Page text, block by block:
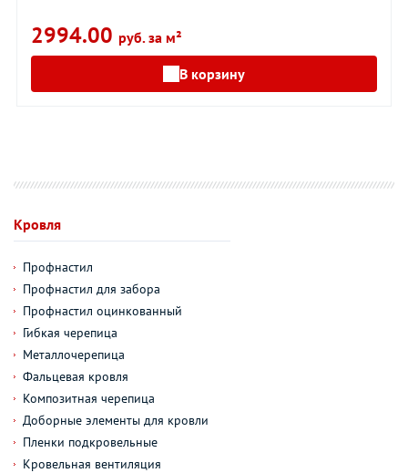
2994.00 руб. за м²
В корзину
Кровля
Профнастил
Профнастил для забора
Профнастил оцинкованный
Гибкая черепица
Металлочерепица
Фальцевая кровля
Композитная черепица
Доборные элементы для кровли
Пленки подкровельные
Кровельная вентиляция